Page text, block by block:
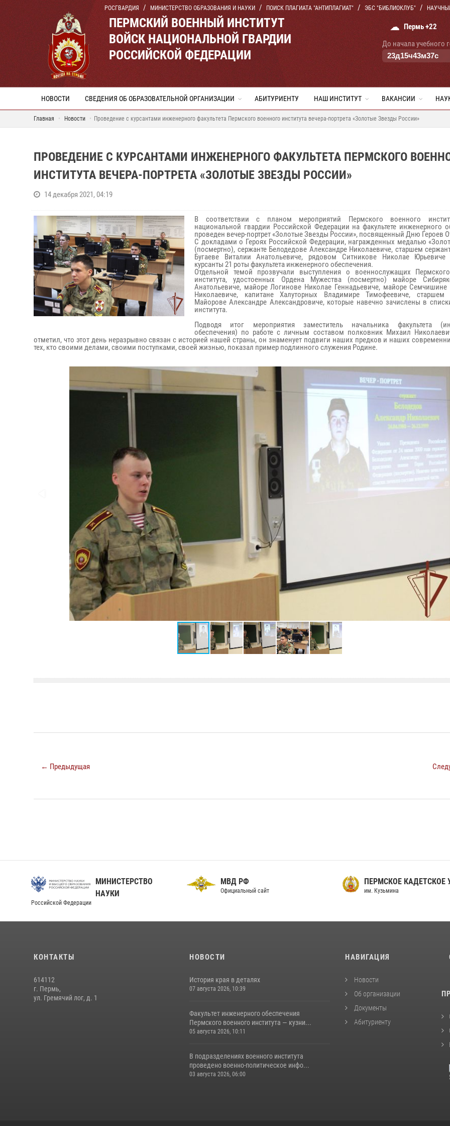
РОСГВАРДИЯ МИНИСТЕРСТВО ОБРАЗОВАНИЯ И НАУКИ ПОИСК ПЛАГИАТА "АНТИПЛАГИАТ" ЭБС "БИБЛИОКЛУБ"
ПЕРМСКИЙ ВОЕННЫЙ ИНСТИТУТ
ВОЙСК НАЦИОНАЛЬНОЙ ГВАРДИИ
РОССИЙСКОЙ ФЕДЕРАЦИИ
☁ Пермь +22
До начала учебного
23д15ч43м36с
НОВОСТИ СВЕДЕНИЯ ОБ ОБРАЗОВАТЕЛЬНОЙ ОРГАНИЗАЦИИ АБИТУРИЕНТУ НАШ ИНСТИТУТ ВАКАНСИИ
Главная Новости Проведение с курсантами инженерного факультета Пермского военного института вечера-портрета «Золотые Звезды России»
ПРОВЕДЕНИЕ С КУРСАНТАМИ ИНЖЕНЕРНОГО ФАКУЛЬТЕТА ПЕРМСКОГО
ИНСТИТУТА ВЕЧЕРА-ПОРТРЕТА «ЗОЛОТЫЕ ЗВЕЗДЫ РОССИИ»
14 декабря 2021, 04:19
В соответствии с планом мероприятий Пермского военного
национальной гвардии Российской Федерации на факультете инженерного
проведен вечер-портрет «Золотые Звезды России», посвященный Дню Героев
С докладами о Героях Российской Федерации, награжденных медалью
(посмертно), сержанте Белодедове Александре Николаевиче, старшем
Бугаеве Виталии Анатольевиче, рядовом Ситникове Николае Юрьевиче
курсанты 21 роты факультета инженерного обеспечения.
Отдельной темой прозвучали выступления о военнослужащих
института, удостоенных Ордена Мужества (посмертно) майоре
Анатольевиче, майоре Логинове Николае Геннадьевиче, майоре
Николаевиче, капитане Халуторных Владимире Тимофеевиче, старшем
Майорове Александре Александровиче, которые навечно зачислены в
института.
Подводя итог мероприятия заместитель начальника факультета
обеспечения) по работе с личным составом полковник Михаил
отметил, что этот день неразрывно связан с историей нашей страны, он знаменует подвиги наших предков и наших
тех, кто своими делами, своими поступками, своей жизнью, показал пример подлинного служения Родине.
← Предыдущая
МИНИСТЕРСТВО
НАУКИ
Российской Федерации
МВД РФ
Официальный сайт
ПЕРМСКОЕ КАДЕТСКОЕ
им. Кузьмина
КОНТАКТЫ
614112
г. Пермь,
ул. Гремячий лог, д. 1
НОВОСТИ
История края в деталях
07 августа 2026, 10:39
Факультет инженерного обеспечения
Пермского военного института — кузни...
05 августа 2026, 10:11
В подразделениях военного института
проведено военно-политическое инфо...
03 августа 2026, 06:00
НАВИГАЦИЯ
Новости
Об организации
Документы
Абитуриенту